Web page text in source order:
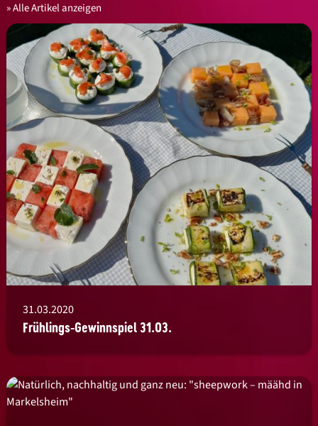
Alle Artikel anzeigen
31.03.2020
Frühlings-Gewinnspiel 31.03.